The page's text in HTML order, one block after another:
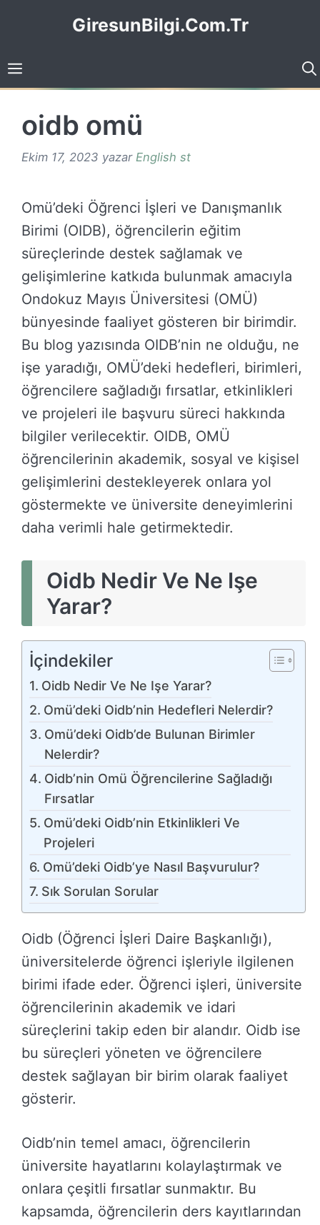
GiresunBilgi.Com.Tr
oidb omü
Ekim 17, 2023 yazar English st
Omü’deki Öğrenci İşleri ve Danışmanlık
Birimi (OIDB), öğrencilerin eğitim
süreçlerinde destek sağlamak ve
gelişimlerine katkıda bulunmak amacıyla
Ondokuz Mayıs Üniversitesi (OMÜ)
bünyesinde faaliyet gösteren bir birimdir.
Bu blog yazısında OIDB’nin ne olduğu, ne
işe yaradığı, OMÜ’deki hedefleri, birimleri,
öğrencilere sağladığı fırsatlar, etkinlikleri
ve projeleri ile başvuru süreci hakkında
bilgiler verilecektir. OIDB, OMÜ
öğrencilerinin akademik, sosyal ve kişisel
gelişimlerini destekleyerek onlara yol
göstermekte ve üniversite deneyimlerini
daha verimli hale getirmektedir.
Oidb Nedir Ve Ne Işe
Yarar?
İçindekiler
Oidb Nedir Ve Ne Işe Yarar?
Omü’deki Oidb’nin Hedefleri Nelerdir?
Omü’deki Oidb’de Bulunan Birimler
Nelerdir?
Oidb’nin Omü Öğrencilerine Sağladığı
Fırsatlar
Omü’deki Oidb’nin Etkinlikleri Ve
Projeleri
Omü’deki Oidb’ye Nasıl Başvurulur?
Sık Sorulan Sorular
Oidb (Öğrenci İşleri Daire Başkanlığı),
üniversitelerde öğrenci işleriyle ilgilenen
birimi ifade eder. Öğrenci işleri, üniversite
öğrencilerinin akademik ve idari
süreçlerini takip eden bir alandır. Oidb ise
bu süreçleri yöneten ve öğrencilere
destek sağlayan bir birim olarak faaliyet
gösterir.
Oidb’nin temel amacı, öğrencilerin
üniversite hayatlarını kolaylaştırmak ve
onlara çeşitli fırsatlar sunmaktır. Bu
kapsamda, öğrencilerin ders kayıtlarından